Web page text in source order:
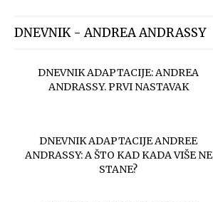
DNEVNIK - ANDREA ANDRASSY
DNEVNIK ADAPTACIJE: ANDREA
ANDRASSY. PRVI NASTAVAK
DNEVNIK ADAPTACIJE ANDREE
ANDRASSY: A ŠTO KAD KADA VIŠE NE
STANE?